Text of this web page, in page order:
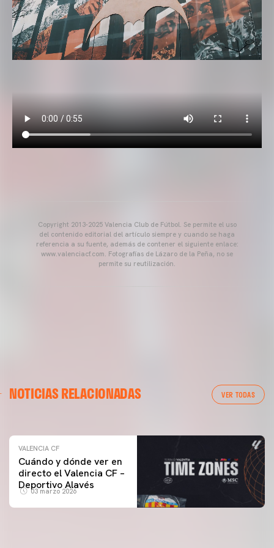
Copyright 2013-2025 Valencia Club de Fútbol. Se permite el uso
del contenido editorial del artículo siempre y cuando se haga
referencia a su fuente, además de contener el siguiente enlace:
www.valenciacf.com. Fotografías de Lázaro de la Peña, no se
permite su reutilización.
NOTICIAS RELACIONADAS VER TODAS
ENTRENAMIENTO DEL VALENCIA CF 04/03/26
VALENCIA CF
Cuándo y dónde ver en
directo el Valencia CF –
Deportivo Alavés
03 marzo 2026